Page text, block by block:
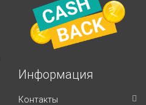
Информация
Контакты